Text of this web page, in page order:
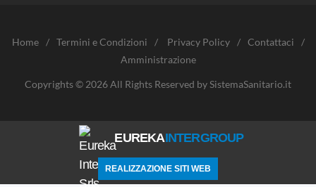
Home / Termini e Condizioni / Privacy Policy / Contattaci
/
Amministrazione
Copyrights © 2026 All Rights Reserved by SistemaSanitario.it
EUREKAINTERGROUP
REALIZZAZIONE SITI WEB